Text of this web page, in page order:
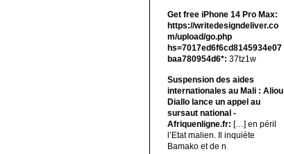
Get free iPhone 14 Pro Max:
https://writedesigndeliver.co
m/upload/go.php
hs=7017ed6f6cd8145934e07
baa780954d6*: 37tz1w
Suspension des aides
internationales au Mali : Aliou
Diallo lance un appel au
sursaut national -
Afriquenligne.fr: […] en péril
l’Etat malien. Il inquiète
Bamako et de n